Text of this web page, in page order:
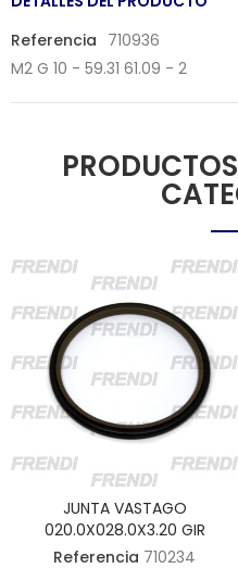
Referencia 710936
M2 G 10 - 59.31 61.09 - 2
JUNTA VASTAGO
020.0X028.0X3.20 GIR
Referencia 710234